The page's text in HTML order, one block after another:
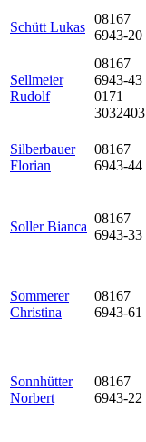
Schütt Lukas
08167
6943-20
Sellmeier
Rudolf
08167
6943-43
0171
3032403
Silberbauer
Florian
08167
6943-44
Soller Bianca
08167
6943-33
Sommerer
Christina
08167
6943-61
Sonnhütter
Norbert
08167
6943-22